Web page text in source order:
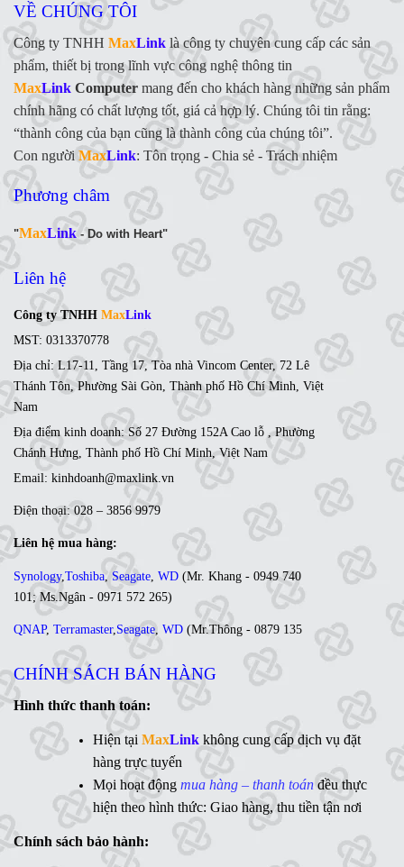
VỀ CHÚNG TÔI
Công ty TNHH MaxLink là công ty chuyên cung cấp các sản
phẩm, thiết bị trong lĩnh vực công nghệ thông tin
MaxLink Computer mang đến cho khách hàng những sản phẩm
chính hãng có chất lượng tốt, giá cả hợp lý. Chúng tôi tin rằng:
“thành công của bạn cũng là thành công của chúng tôi”.
Con người MaxLink: Tôn trọng - Chia sẻ - Trách nhiệm
Phương châm
"MaxLink- Do with Heart"
Liên hệ
Công ty TNHH MaxLink
MST: 0313370778
Địa chỉ: L17-11, Tầng 17, Tòa nhà Vincom Center, 72 Lê
Thánh Tôn, Phường Sài Gòn, Thành phố Hồ Chí Minh, Việt
Nam
Địa điểm kinh doanh: Số 27 Đường 152A Cao lỗ , Phường
Chánh Hưng, Thành phố Hồ Chí Minh, Việt Nam
Email: kinhdoanh@maxlink.vn
Điện thoại: 028 – 3856 9979
Liên hệ mua hàng:
Synology, Toshiba, Seagate WD (Mr. Khang - 0949 740
101; Ms.Ngân - 0971 572 265)
QNAP, Terramaster, Seagate WD (Mr.Thông - 0879 135
Ms. Lan Anh - 0984 441 810)
Ổ cứng di động,LCD,Networking, Linh kiện,....(Ms. Trâm
- 0944 908 249)
Synology , QNAP,Terramaster,Toshiba,Seagate,
,Ổ cứng di động ,LCD,Networking, Linh kiện,....(Ms.
Vân Anh - 0775 163 765)
Hotline:
MaxLink - 0906 730 778
CHÍNH SÁCH BÁN HÀNG
Hình thức thanh toán:
Hiện tại MaxLink không cung cấp dịch vụ đặt
hàng trực tuyến
Mọi hoạt động mua hàng – thanh toán đều thực
hiện theo hình thức: Giao hàng, thu tiền tận nơi
Chính sách bảo hành: